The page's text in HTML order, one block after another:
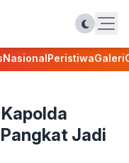
NasionalPeristiwaGaleri
Jadi